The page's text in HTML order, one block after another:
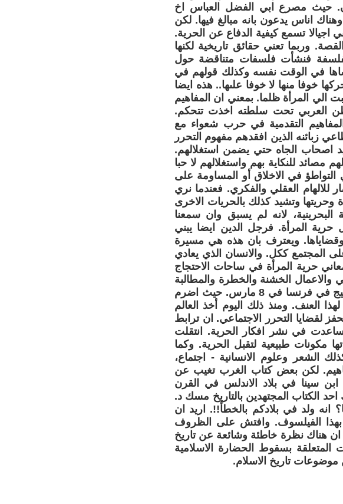
حيث مصرع ابي الفضل العباس اخ
اناس يدعون بانه مبالغ فيها. لكن
تسمع كيفية الدفاع عن الحرية.
وربما تعني حقائق تاريخية لكنها
فنشأت فلسفات متناقضة حول
في الوقت نفسه وكذلك قولهم في
خوفا منها لا خوفا علىها.. هذه ايضا
الي المرأة ظلما. بمعني ان المفاهيم
العربي تحت سلطته اخذت تتحكم.
التقدمية في حرب شعواء مع
زبائنه الذين افقدهم مفهوم التحرر
اصحاب الجاه حتي يضمن استغلالهم.
للنكاية بهم واستغلالهم لا حبا
التواطؤ في الاخلاق أو المساومة على
للالهام العقلي والفكري. فعندما نري
وتشيد كذلك بالحريات الاخرى
البحرينية، لانه لم يسبق وان سمعنا
المرأة. فرجل الدين ايضا يبني
ويعترف بان هذه هي مسيرة
المجتمع ككل. والانسان الذي يعادي
حرية المرأة في ساحات الاحتجاج
والاعمال الخشنة والخطرة والمطالبة
بزيادة الراتب، واكبر دليل على ذلك هو اضراب نساء النسيج في فرنسا في 8 مارس. حيث اضرم
فماتت 73 امرأة ضحية لهذا العنف. ومنذ ذلك اليوم أخذ العالم
محفز لقضايا التحرر الاجتماعي. ان ترابط
ساعدت في نشر افكار الحرية. انتقلت
مكونات طبيعية لتقبل الحرية. وكما
الشعر وعلوم الانسانية - اجتماع،
لكن بعض كتاب الغرب تغيب عن
سينا في بلاد الاندلس في القرن
الكتاب المجتهدين بالتاريخ مسك د.
ولد في بلادكم بالخطأ!!. اريد ان
بهذا الفيلسوف. وافتش على الظروف
ان هناك نظرة خاطئة وشائعة عن تاريخ
بسقوط الحضارة الاسلامية
تاريخ الاسلام.